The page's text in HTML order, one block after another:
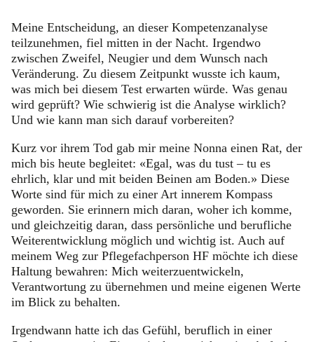
Meine Entscheidung, an dieser Kompetenzanalyse
teilzunehmen, fiel mitten in der Nacht. Irgendwo
zwischen Zweifel, Neugier und dem Wunsch nach
Veränderung. Zu diesem Zeitpunkt wusste ich kaum,
was mich bei diesem Test erwarten würde. Was genau
wird geprüft? Wie schwierig ist die Analyse wirklich?
Und wie kann man sich darauf vorbereiten?
Kurz vor ihrem Tod gab mir meine Nonna einen Rat, der
mich bis heute begleitet: «Egal, was du tust – tu es
ehrlich, klar und mit beiden Beinen am Boden.» Diese
Worte sind für mich zu einer Art innerem Kompass
geworden. Sie erinnern mich daran, woher ich komme,
und gleichzeitig daran, dass persönliche und berufliche
Weiterentwicklung möglich und wichtig ist. Auch auf
meinem Weg zur Pflegefachperson HF möchte ich diese
Haltung bewahren: Mich weiterzuentwickeln,
Verantwortung zu übernehmen und meine eigenen Werte
im Blick zu behalten.
Irgendwann hatte ich das Gefühl, beruflich in einer